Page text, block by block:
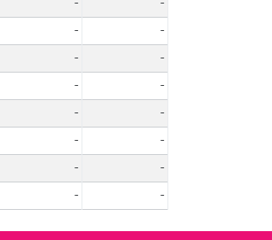
-
-
-
-
-
-
-
-
-
-
-
-
- -